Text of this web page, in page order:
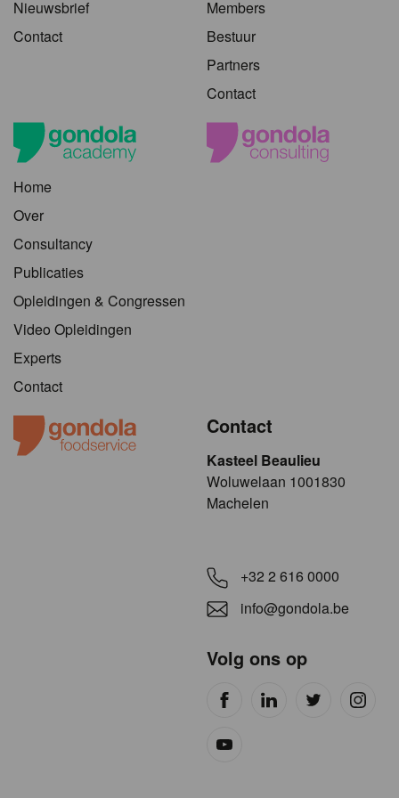
Nieuwsbrief
Contact
Members
Bestuur
Partners
Contact
Home
Over
Consultancy
Publicaties
Opleidingen & Congressen
Video Opleidingen
Experts
Contact
Contact
Kasteel Beaulieu
​​​Woluwelaan 1001830
Machelen
+32 2 616 0000
info@gondola.be
Volg ons op